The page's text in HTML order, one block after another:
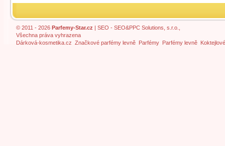
© 2011 - 2026 Parfemy-Star.cz | SEO - SEO&PPC Solutions, s.r.o.,
Všechna práva vyhrazena
Dárková-kosmetika.cz Značkové parfémy levně Parfémy Parfémy levně